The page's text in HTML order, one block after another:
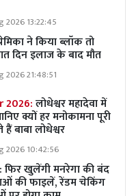
2026 13:22:45
ने किया ब्लॉक तो
दिन इलाज के बाद मौत
2026 21:48:51
2026:लोधेश्वर महादेवा में
क्यों हर मनोकामना पूरी
बाबा लोधेश्वर
2026 10:42:56
खुलेंगी मनरेगा की बंद
की फाइलें, रेंडम चेकिंग